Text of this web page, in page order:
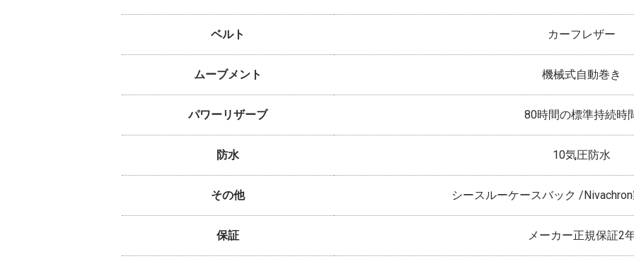
ベルト カーフレザー
ムーブメント 機械式自動巻き
パワーリザーブ 80時間の標準持続時
防水 10気圧防水
その他 シースルーケースバック /
保証 メーカー正規保証2